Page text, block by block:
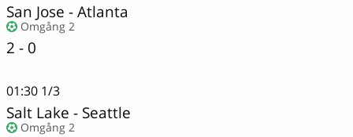
San Jose -Atlanta
Omgång 2
2 - 0
01:30 1/3
Salt Lake - Seattle
Omgång 2